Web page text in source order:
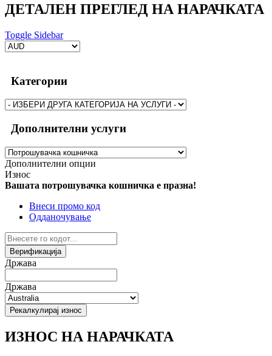
ДЕТАЛЕН ПРЕГЛЕД НА НАРАЧКАТА
Toggle Sidebar
Категории
Дополнителни услуги
Дополнителни опции
Износ
Вашата потрошувачка кошничка е празна!
Внеси промо код
Одданочување
Верификација
Држава
Држава
Рекалкулирај износ
ИЗНОС НА НАРАЧКАТА